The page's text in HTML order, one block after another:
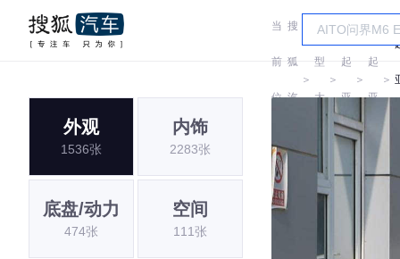
当
前
位
搜
狐
汽
＞
车
型
大
＞
起
亚
＞
起
亚
＞
外观
1536张
内饰
2283张
底盘/动力
474张
空间
111张